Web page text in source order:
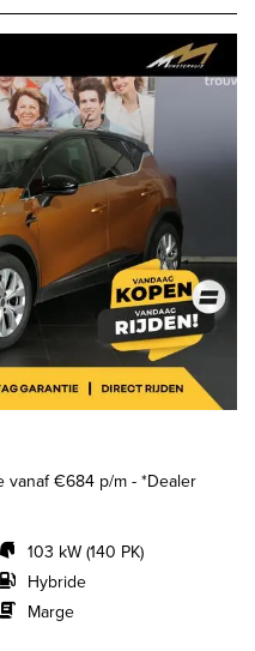
vanaf €684 p/m - *Dealer
103 kW (140 PK)
Hybride
Marge